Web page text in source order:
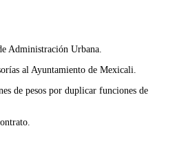
Administración Urbana.
al Ayuntamiento de Mexicali.
de pesos por duplicar funciones de